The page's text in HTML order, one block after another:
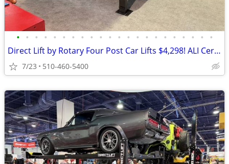
• • • • • • • • • • • • • • • • • • • • • •
Direct Lift by Rotary Four Post Car Lifts $4,298! ALI Certified!
7/23 510-460-5400